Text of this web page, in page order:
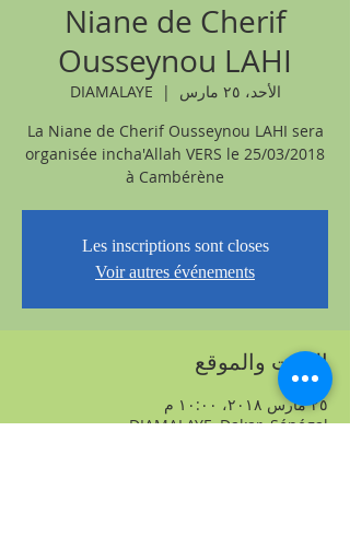
Niane de Cherif
Ousseynou LAHI
الأحد، ٢٥ مارس
  |
DIAMALAYE
La Niane de Cherif Ousseynou LAHI sera
organisée incha'Allah VERS le 25/03/2018
à Cambérène
Les inscriptions sont closes
Voir autres événements
الوقت والموقع
٢٥ مارس ٢٠١٨، ١٠:٠٠ م
DIAMALAYE, Dakar, Sénégal